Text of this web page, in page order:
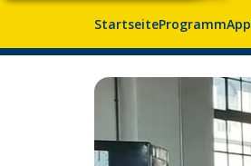
StartseiteProgrammApp